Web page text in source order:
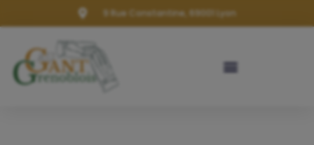
9 Rue Constantine, 69001 Lyon